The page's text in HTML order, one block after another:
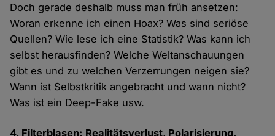
Doch gerade deshalb muss man früh ansetzen:
Woran erkenne ich einen Hoax? Was sind seriöse
Quellen? Wie lese ich eine Statistik? Was kann ich
selbst herausfinden? Welche Weltanschauungen
gibt es und zu welchen Verzerrungen neigen sie?
Wann ist Selbstkritik angebracht und wann nicht?
Was ist ein Deep-Fake usw.
4. Filterblasen: Realitätsverlust, Polarisierung,